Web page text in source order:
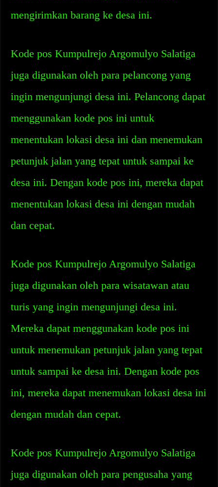
mengirimkan barang ke desa ini.
Kode pos Kumpulrejo Argomulyo Salatiga
juga digunakan oleh para pelancong yang
ingin mengunjungi desa ini. Pelancong dapat
menggunakan kode pos ini untuk
menentukan lokasi desa ini dan menemukan
petunjuk jalan yang tepat untuk sampai ke
desa ini. Dengan kode pos ini, mereka dapat
menentukan lokasi desa ini dengan mudah
dan cepat.
Kode pos Kumpulrejo Argomulyo Salatiga
juga digunakan oleh para wisatawan atau
turis yang ingin mengunjungi desa ini.
Mereka dapat menggunakan kode pos ini
untuk menemukan petunjuk jalan yang tepat
untuk sampai ke desa ini. Dengan kode pos
ini, mereka dapat menemukan lokasi desa ini
dengan mudah dan cepat.
Kode pos Kumpulrejo Argomulyo Salatiga
juga digunakan oleh para pengusaha yang